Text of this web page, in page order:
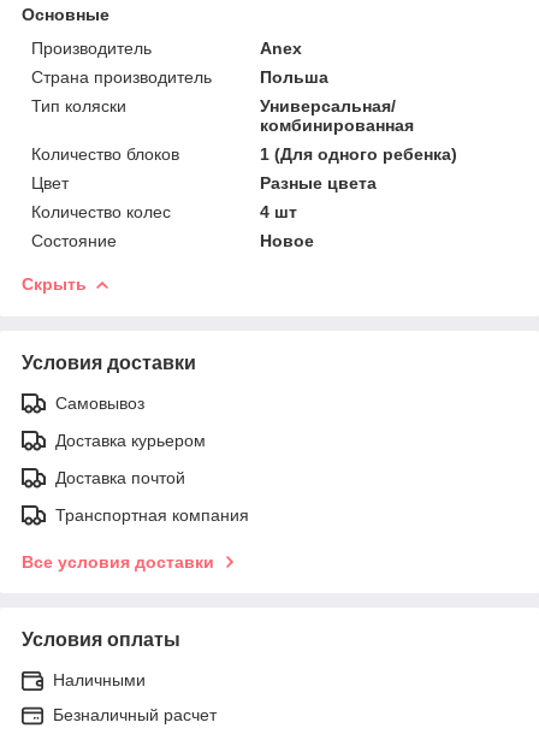
Основные
Производитель
Anex
Страна производитель
Польша
Тип коляски
Универсальная/
комбинированная
Количество блоков
1 (Для одного ребенка)
Цвет
Разные цвета
Количество колес
4 шт
Состояние
Новое
Скрыть
Условия доставки
Самовывоз
Доставка курьером
Доставка почтой
Транспортная компания
Все условия доставки
Условия оплаты
Наличными
Безналичный расчет